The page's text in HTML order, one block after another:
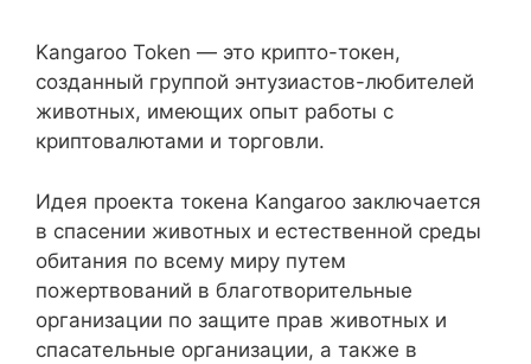
Kangaroo Token — это крипто-токен,
созданный группой энтузиастов-любителей
животных, имеющих опыт работы с
криптовалютами и торговли.
Идея проекта токена Kangaroo заключается
в спасении животных и естественной среды
обитания по всему миру путем
пожертвований в благотворительные
организации по защите прав животных и
спасательные организации, а также в